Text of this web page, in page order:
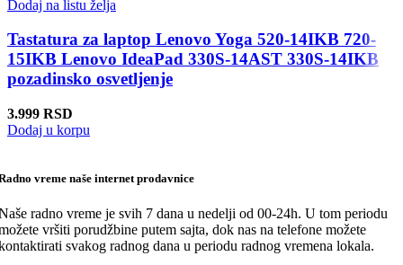
Dodaj na listu želja
Tastatura za laptop Lenovo Yoga 520-14IKB 720-
15IKB Lenovo IdeaPad 330S-14AST 330S-14IKB
pozadinsko osvetljenje
3.999 RSD
Dodaj u korpu
vreme naše internet prodavnice
radno vreme je svih 7 dana u nedelji od 00-24h. U tom periodu
vršiti porudžbine putem sajta, dok nas na telefone možete
svakog radnog dana u periodu radnog vremena lokala.